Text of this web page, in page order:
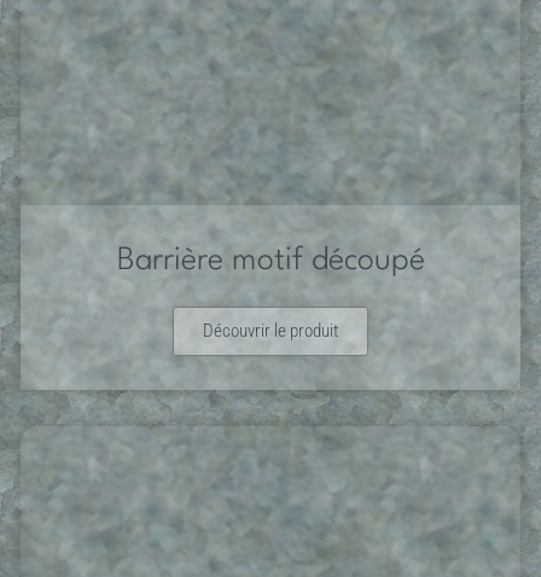
Barrière motif découpé
Découvrir le produit